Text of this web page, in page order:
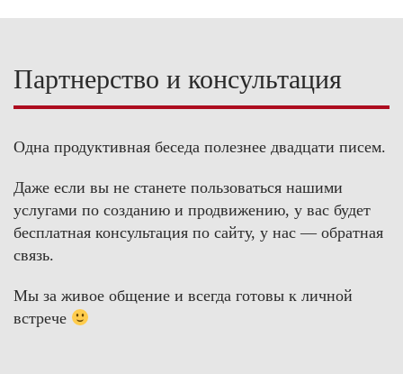
Партнерство и консультация
Одна продуктивная беседа полезнее двадцати писем.
Даже если вы не станете пользоваться нашими
услугами по созданию и продвижению, у вас будет
бесплатная консультация по сайту, у нас — обратная
связь.
Мы за живое общение и всегда готовы к личной
встрече